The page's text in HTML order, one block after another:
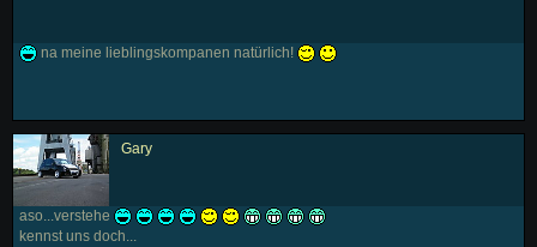
na meine lieblingskompanen natürlich!
Gary
aso...verstehe
kennst uns doch...